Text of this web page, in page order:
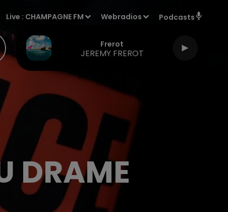
Live : CHAMPAGNE FM Webradios Podcasts
Frerot
JEREMY FREROT
DRAME